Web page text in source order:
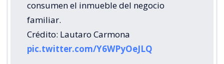
consumen el inmueble del negocio
familiar.
Crédito: Lautaro Carmona
pic.twitter.com/Y6WPyOeJLQ